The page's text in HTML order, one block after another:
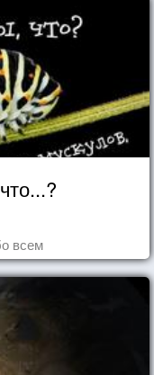
всем